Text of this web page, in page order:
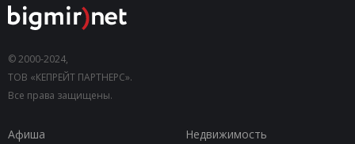
© 2000-2024,
ТОВ «КЕПРЕЙТ ПАРТНЕРС».
Все права защищены.
Афиша
Недвижимость